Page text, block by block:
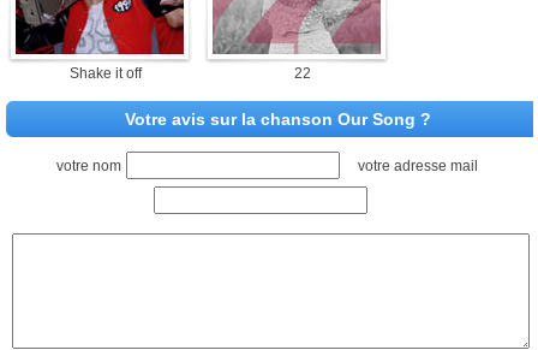
Shake it off 22
Votre avis sur la chanson Our Song ?
votre nom votre adresse mail